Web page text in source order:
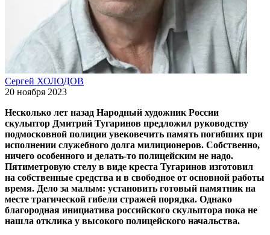
Сергей ХОЛОДОВ
20 ноября 2023
Несколько лет назад Народный художник России
скульптор Дмитрий Тугаринов предложил руководству
подмосковной полиции увековечить память погибших при
исполнении служебного долга милиционеров. Собственно,
ничего особенного и делать-то полицейским не надо.
Пятиметровую стелу в виде креста Тугаринов изготовил
на собственные средства и в свободное от основной работы
время. Дело за малым: установить готовый памятник на
месте трагической гибели стражей порядка. Однако
благородная инициатива российского скульптора пока не
нашла отклика у высокого полицейского начальства.